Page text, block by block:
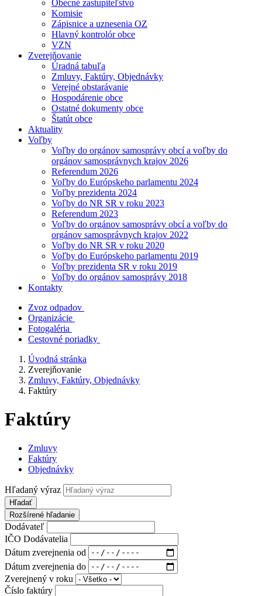
Obecné zastupiteľstvo
Komisie
Zápisnice a uznesenia OZ
Hlavný kontrolór obce
VZN
Zverejňovanie
Úradná tabuľa
Zmluvy, Faktúry, Objednávky
Verejné obstarávanie
Hospodárenie obce
Ostatné dokumenty obce
Štatút obce
Aktuality
Voľby
Voľby do orgánov samosprávy obcí a voľby do
orgánov samosprávnych krajov 2026
Referendum 2026
Voľby do Európskeho parlamentu 2024
Voľby prezidenta 2024
Voľby do NR SR v roku 2023
Referendum 2023
Voľby do orgánov samosprávy obcí a voľby do
orgánov samosprávnych krajov 2022
Voľby do NR SR v roku 2020
Voľby do Európskeho parlamentu 2019
Voľby prezidenta SR v roku 2019
Voľby do orgánov samosprávy 2018
Kontakty
Zvoz odpadov
Organizácie
Fotogaléria
Cestovné poriadky
Úvodná stránka
Zverejňovanie
Zmluvy, Faktúry, Objednávky
Faktúry
Faktúry
Zmluvy
Faktúry
Objednávky
Hľadaný výraz
Hľadať
Rozšírené hľadanie
Dodávateľ
IČO Dodávatelia
Dátum zverejnenia od
Dátum zverejnenia do
Zverejnený v roku
Číslo faktúry